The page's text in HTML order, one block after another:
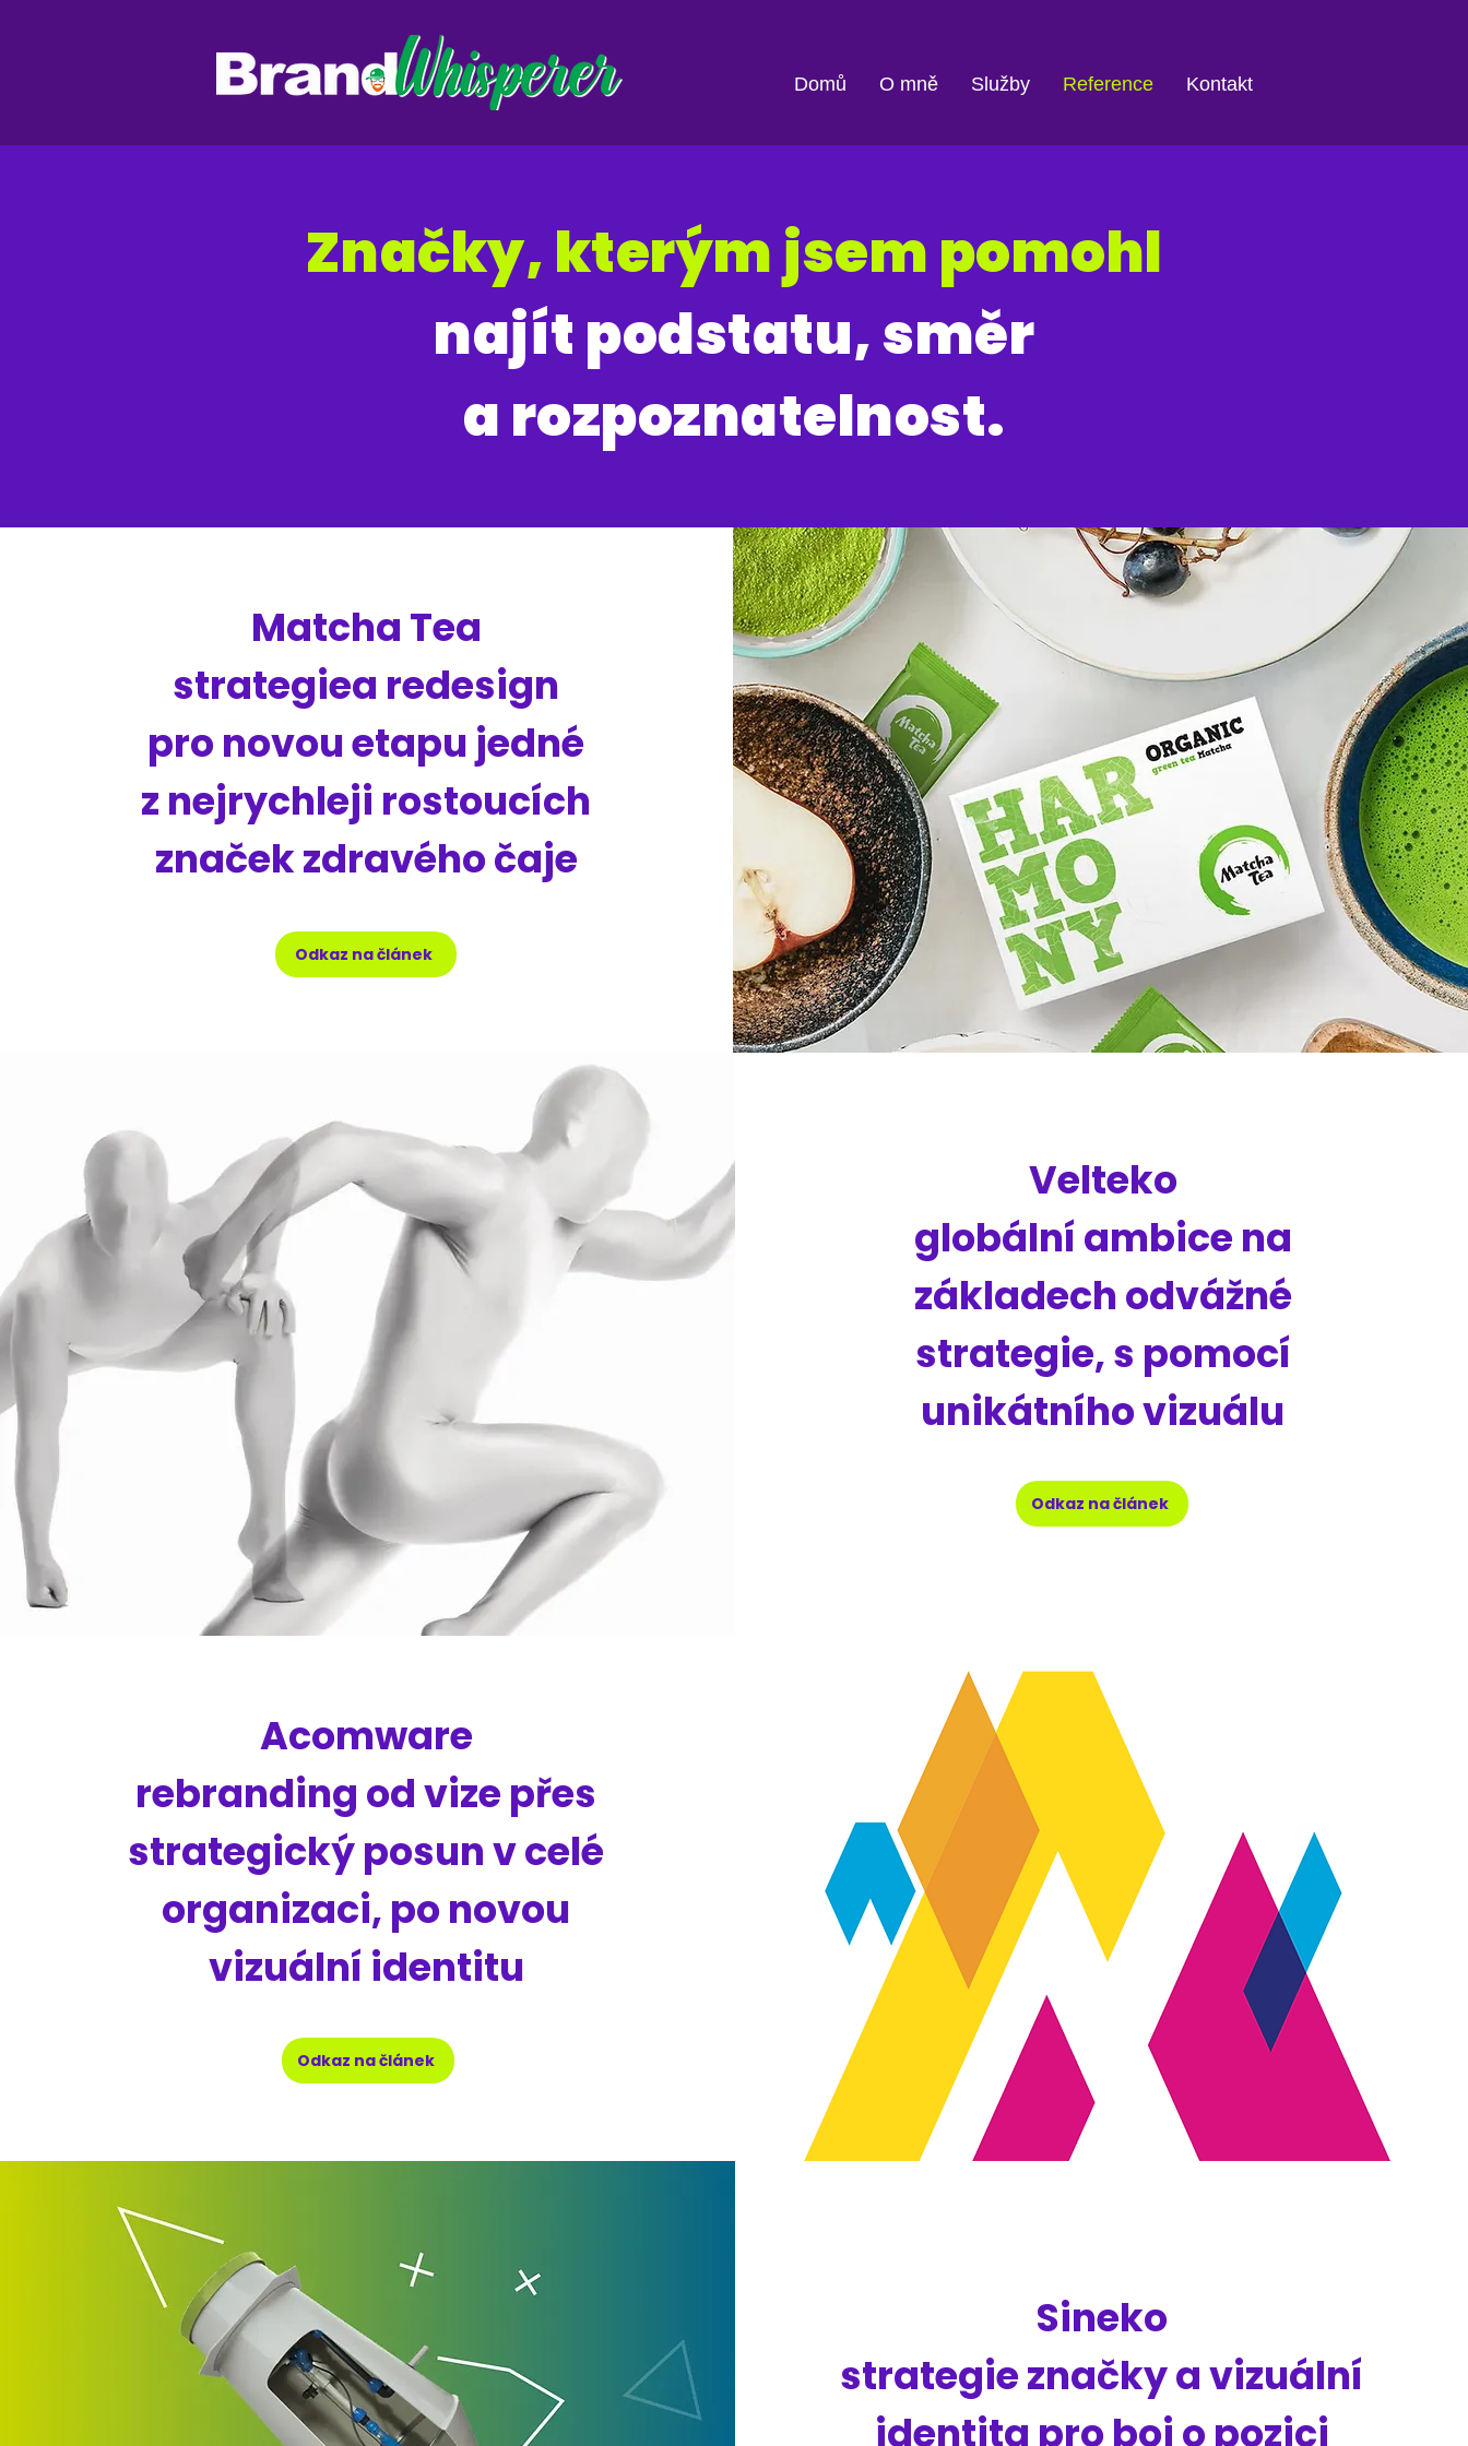
Domů O mně Služby Reference Kontakt
Značky, kterým jsem pomohl
najít podstatu, směr
a rozpoznatelnost.
Matcha Tea
strategiea redesign
pro novou etapu jedné
z nejrychleji rostoucích
značek zdravého čaje
Odkaz na článek
Velteko
globální ambice na
základech odvážné
strategie, s pomocí
unikátního vizuálu
Odkaz na článek
Acomware
rebranding od vize přes
strategický posun v celé
organizaci, po novou
vizuální identitu
Odkaz na článek
Sineko
strategie značky a vizuální
identita pro boj o pozici